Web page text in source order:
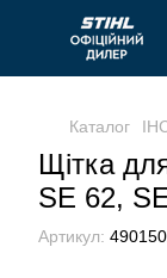
Каталог
Щітка
SE 62,
Артикул: